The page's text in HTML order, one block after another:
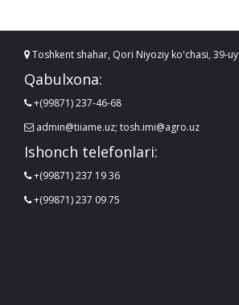
Toshkent shahar, Qori Niyoziy ko'chasi, 39-uy
Qabulxona:
+(99871) 237-46-68
admin@tiiame.uz; tosh.imi@agro.uz
Ishonch telefonlari:
+(99871) 237 19 36
+(99871) 237 09 75